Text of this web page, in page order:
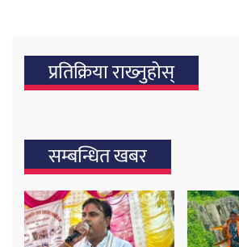
प्रतिक्रिया राख्‍नुहोस्
सम्बन्धित खबर